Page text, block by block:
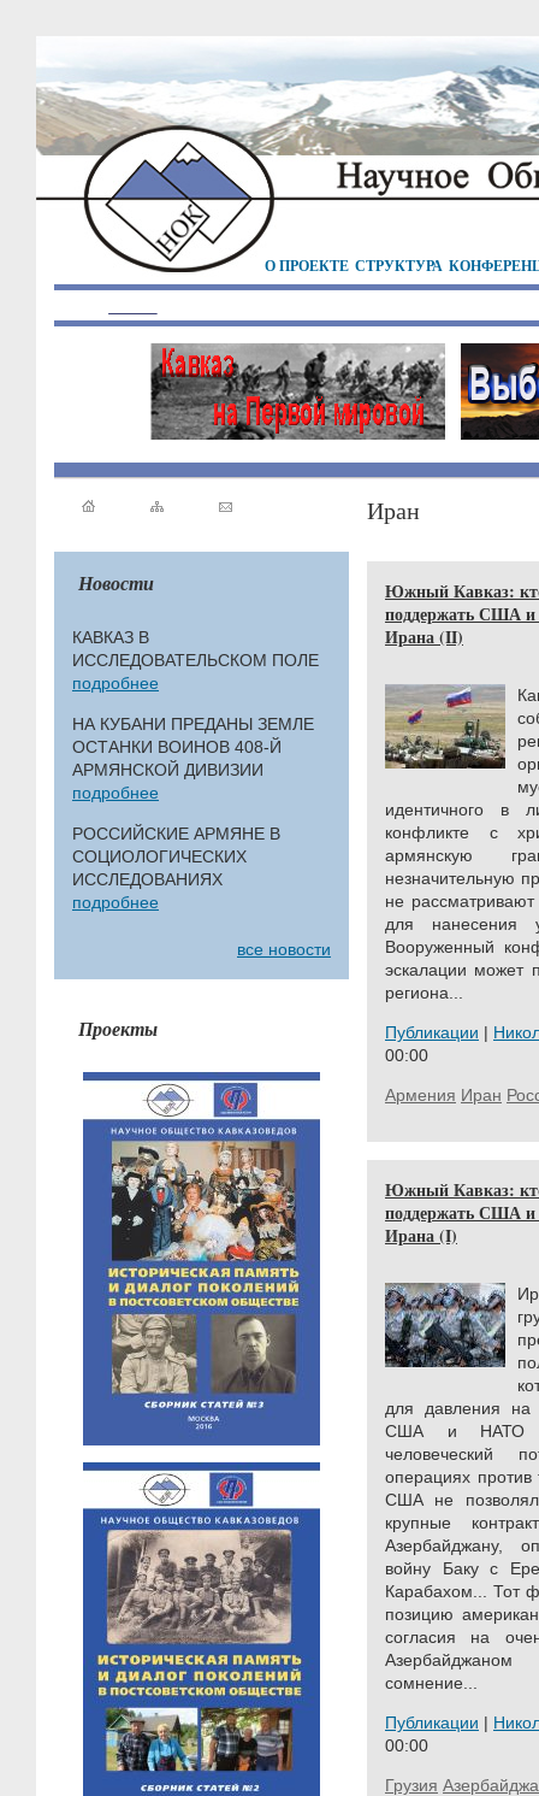
О ПРОЕКТЕ СТРУКТУРА
Новости
КАВКАЗ В
ИССЛЕДОВАТЕЛЬСКОМ ПОЛЕ
подробнее
НА КУБАНИ ПРЕДАНЫ ЗЕМЛЕ
ОСТАНКИ ВОИНОВ 408-Й
АРМЯНСКОЙ ДИВИЗИИ
подробнее
РОССИЙСКИЕ АРМЯНЕ В
СОЦИОЛОГИЧЕСКИХ
ИССЛЕДОВАНИЯХ
подробнее
все новости
Проекты
Иран
Южный Кавказ: кто
поддержать США и
Ирана (II)
идентичного в
конфликте с
армянскую
незначительную
не рассматривают
для нанесения
Вооруженный
эскалации может
региона...
Публикации |
00:00
Армения Иран
Южный Кавказ: кто
поддержать США и
Ирана (I)
для давления
США и НАТО
человеческий
операциях
США не
крупные
Азербайджану,
войну Баку с
Карабахом... Тот
позицию
согласия на
сомнение...
Публикации |
00:00
Грузия